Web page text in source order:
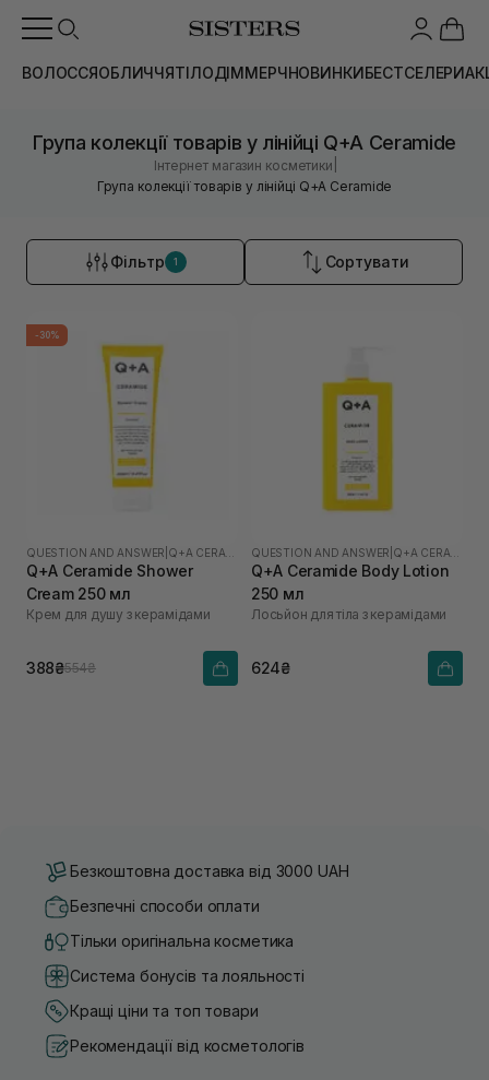
ВОЛОССЯОБЛИЧЧЯТІЛОДІММЕРЧНОВИНКИБЕСТСЕЛЕРИ
Група колекції товарів у лінійці Q+A Ceramide
Інтернет магазин косметики
Група колекції товарів у лінійці Q+A Ceramide
Фільтр 1 Сортувати
-30%
QUESTION AND ANSWER
Q+A Ceramide Shower
Cream 250 мл
Крем для душу з керамідами
388₴554₴
QUESTION AND ANSWER
Q+A Ceramide Body Lotion
250 мл
Лосьйон для тіла з керамідами
624₴
Безкоштовна доставка від 3000 UAH
Безпечні способи оплати
Тільки оригінальна косметика
Система бонусів та лояльності
Кращі ціни та топ товари
Рекомендації від косметологів